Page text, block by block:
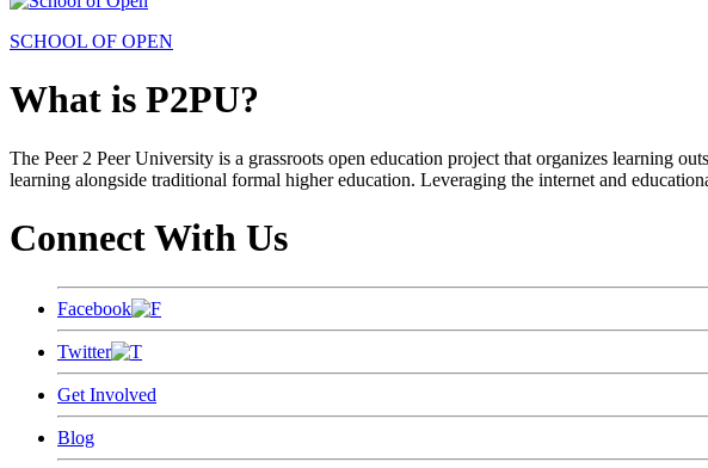
SCHOOL OF OPEN
What is P2PU?
The Peer 2 Peer University is a grassroots open education project that organizes learning
learning alongside traditional formal higher education. Leveraging the internet and
Connect With Us
Facebook
Twitter
Get Involved
Blog